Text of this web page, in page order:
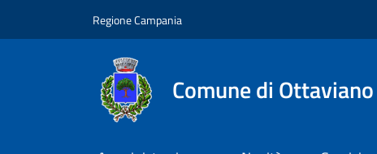
Regione Campania
Comune di Ottaviano